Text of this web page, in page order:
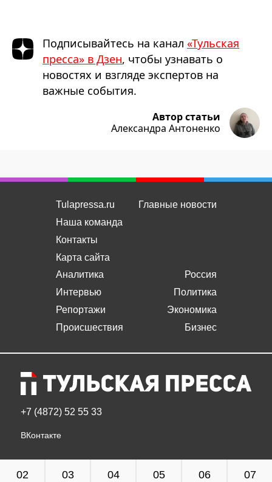
Подписывайтесь на канал «Тульская
пресса» в Дзен, чтобы узнавать о
новостях и взгляде экспертов на
важные события.
Автор статьи
Александра Антоненко
Tulapressa.ru
Наша команда
Контакты
Карта сайта
Главные новости
Аналитика
Интервью
Репортажи
Происшествия
Россия
Политика
Экономика
Бизнес
+7 (4872) 52 55 33
ВКонтакте
02 03 04 05 06 07